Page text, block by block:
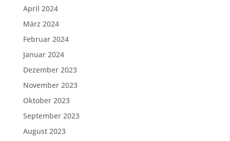
April 2024
März 2024
Februar 2024
Januar 2024
Dezember 2023
November 2023
Oktober 2023
September 2023
August 2023